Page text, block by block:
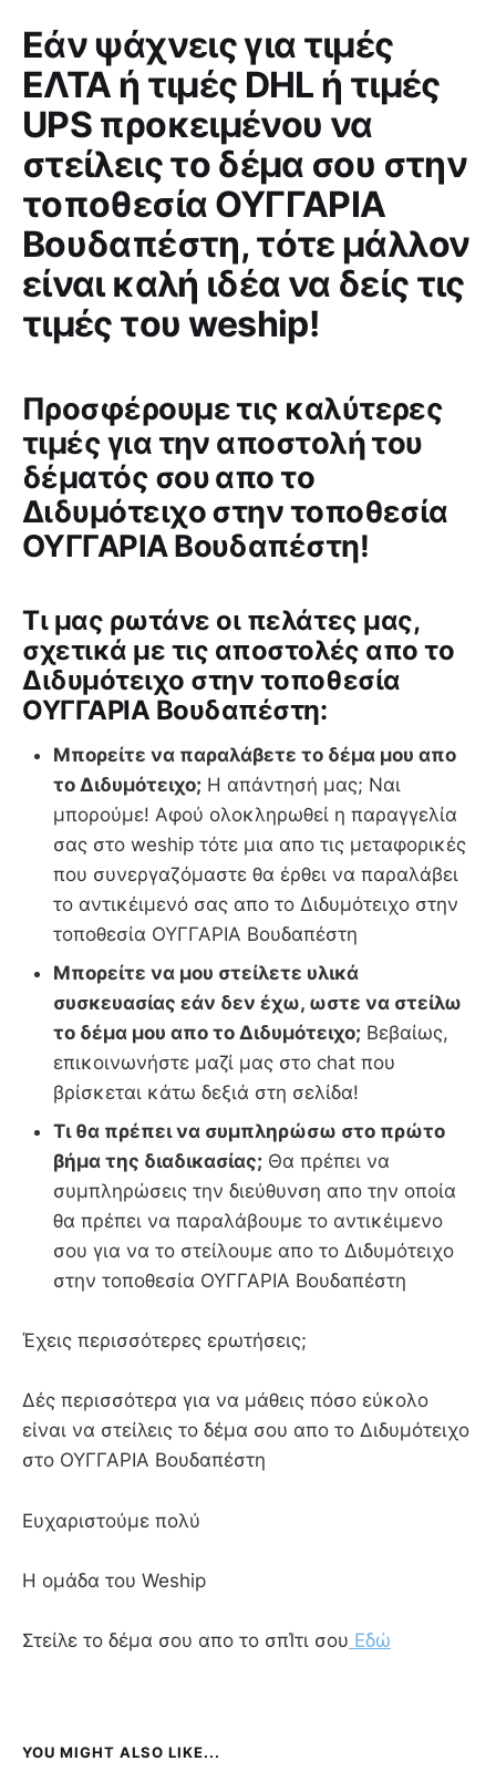
Εάν ψάχνεις για τιμές
ΕΛΤΑ ή τιμές DHL ή τιμές
UPS προκειμένου να
στείλεις το δέμα σου στην
τοποθεσία ΟΥΓΓΑΡΙΑ
Βουδαπέστη, τότε μάλλον
είναι καλή ιδέα να δείς τις
τιμές του weship!
Προσφέρουμε τις καλύτερες
τιμές για την αποστολή του
δέματός σου απο το
Διδυμότειχο στην τοποθεσία
ΟΥΓΓΑΡΙΑ Βουδαπέστη!
Tι μας ρωτάνε οι πελάτες μας,
σχετικά με τις αποστολές απο το
Διδυμότειχο στην τοποθεσία
ΟΥΓΓΑΡΙΑ Βουδαπέστη:
Μπορείτε να παραλάβετε το δέμα μου απο
το Διδυμότειχο; Η απάντησή μας; Ναι
μπορούμε! Αφού ολοκληρωθεί η παραγγελία
σας στο weship τότε μια απο τις μεταφορικές
που συνεργαζόμαστε θα έρθει να παραλάβει
το αντικέιμενό σας απο το Διδυμότειχο στην
τοποθεσία ΟΥΓΓΑΡΙΑ Βουδαπέστη
Μπορείτε να μου στείλετε υλικά
συσκευασίας εάν δεν έχω, ωστε να στείλω
το δέμα μου απο το Διδυμότειχο; Βεβαίως,
επικοινωνήστε μαζί μας στο chat που
βρίσκεται κάτω δεξιά στη σελίδα!
Τι θα πρέπει να συμπληρώσω στο πρώτο
βήμα της διαδικασίας; Θα πρέπει να
συμπληρώσεις την διεύθυνση απο την οποία
θα πρέπει να παραλάβουμε το αντικέιμενο
σου για να το στείλουμε απο το Διδυμότειχο
στην τοποθεσία ΟΥΓΓΑΡΙΑ Βουδαπέστη
Έχεις περισσότερες ερωτήσεις;
Δές περισσότερα για να μάθεις πόσο εύκολο
είναι να στείλεις το δέμα σου απο το Διδυμότειχο
στο ΟΥΓΓΑΡΙΑ Βουδαπέστη
Ευχαριστούμε πολύ
Η ομάδα του Weship
Στείλε το δέμα σου απο το σπΊτι σου Εδώ
YOU MIGHT ALSO LIKE...